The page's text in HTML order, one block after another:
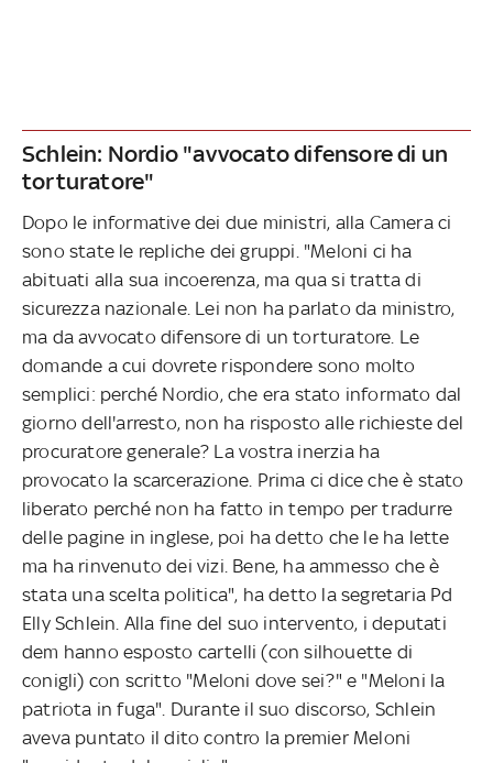
Schlein: Nordio "avvocato difensore di un
torturatore"
Dopo le informative dei due ministri, alla Camera ci
sono state le repliche dei gruppi. "Meloni ci ha
abituati alla sua incoerenza, ma qua si tratta di
sicurezza nazionale. Lei non ha parlato da ministro,
ma da avvocato difensore di un torturatore. Le
domande a cui dovrete rispondere sono molto
semplici: perché Nordio, che era stato informato dal
giorno dell'arresto, non ha risposto alle richieste del
procuratore generale? La vostra inerzia ha
provocato la scarcerazione. Prima ci dice che è stato
liberato perché non ha fatto in tempo per tradurre
delle pagine in inglese, poi ha detto che le ha lette
ma ha rinvenuto dei vizi. Bene, ha ammesso che è
stata una scelta politica", ha detto la segretaria Pd
Elly Schlein. Alla fine del suo intervento, i deputati
dem hanno esposto cartelli (con silhouette di
conigli) con scritto "Meloni dove sei?" e "Meloni la
patriota in fuga". Durante il suo discorso, Schlein
aveva puntato il dito contro la premier Meloni